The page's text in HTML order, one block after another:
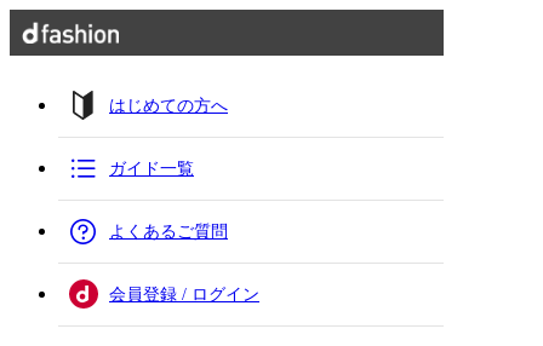
はじめての方へ
ガイド一覧
よくあるご質問
会員登録 / ログイン